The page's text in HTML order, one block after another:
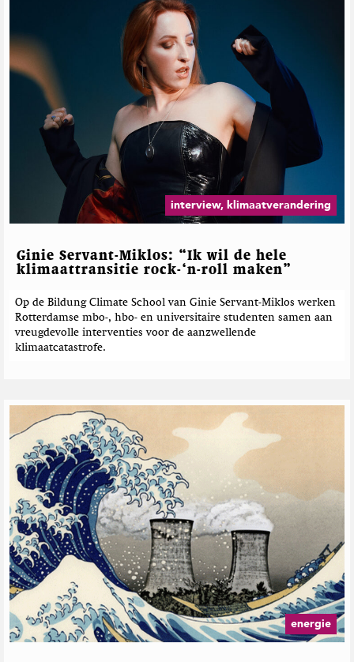
interview, klimaatverandering
Ginie Servant-Miklos: “Ik wil de hele
klimaattransitie rock-‘n-roll maken”
Op de Bildung Climate School van Ginie Servant-Miklos werken
Rotterdamse mbo-, hbo- en universitaire studenten samen aan
vreugdevolle interventies voor de aanzwellende
klimaatcatastrofe.
energie